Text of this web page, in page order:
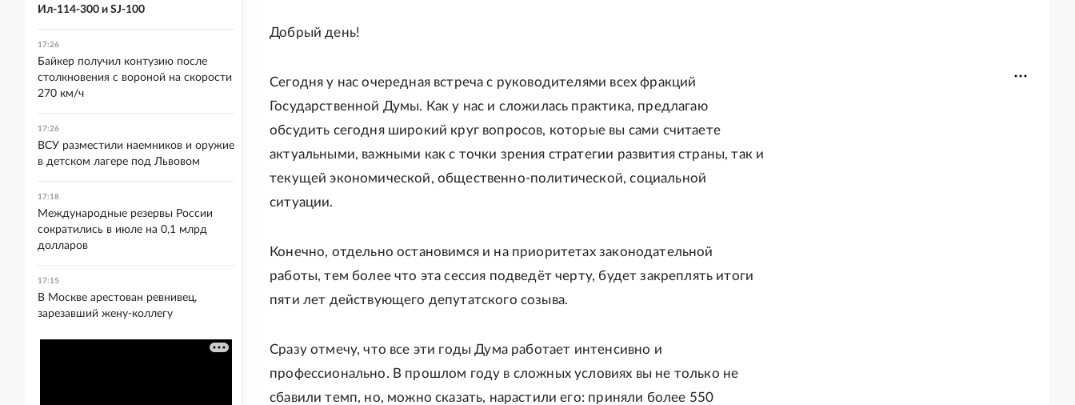
Добрый день!
Сегодня у нас очередная встреча с руководителями всех фракций
Государственной Думы. Как у нас и сложилась практика, предлагаю
обсудить сегодня широкий круг вопросов, которые вы сами считаете
актуальными, важными как с точки зрения стратегии развития страны, так и
текущей экономической, общественно-политической, социальной
ситуации.
Конечно, отдельно остановимся и на приоритетах законодательной
работы, тем более что эта сессия подведёт черту, будет закреплять итоги
пяти лет действующего депутатского созыва.
Сразу отмечу, что все эти годы Дума работает интенсивно и
профессионально. В прошлом году в сложных условиях вы не только не
сбавили темп, но, можно сказать, нарастили его: приняли более 550
Ил-114-300 и SJ-100
17:26
Байкер получил контузию после
столкновения с вороной на скорости
270 км/ч
17:26
ВСУ разместили наемников и оружие
в детском лагере под Львовом
17:18
Международные резервы России
сократились в июле на 0,1 млрд
долларов
17:15
В Москве арестован ревнивец,
зарезавший жену-коллегу